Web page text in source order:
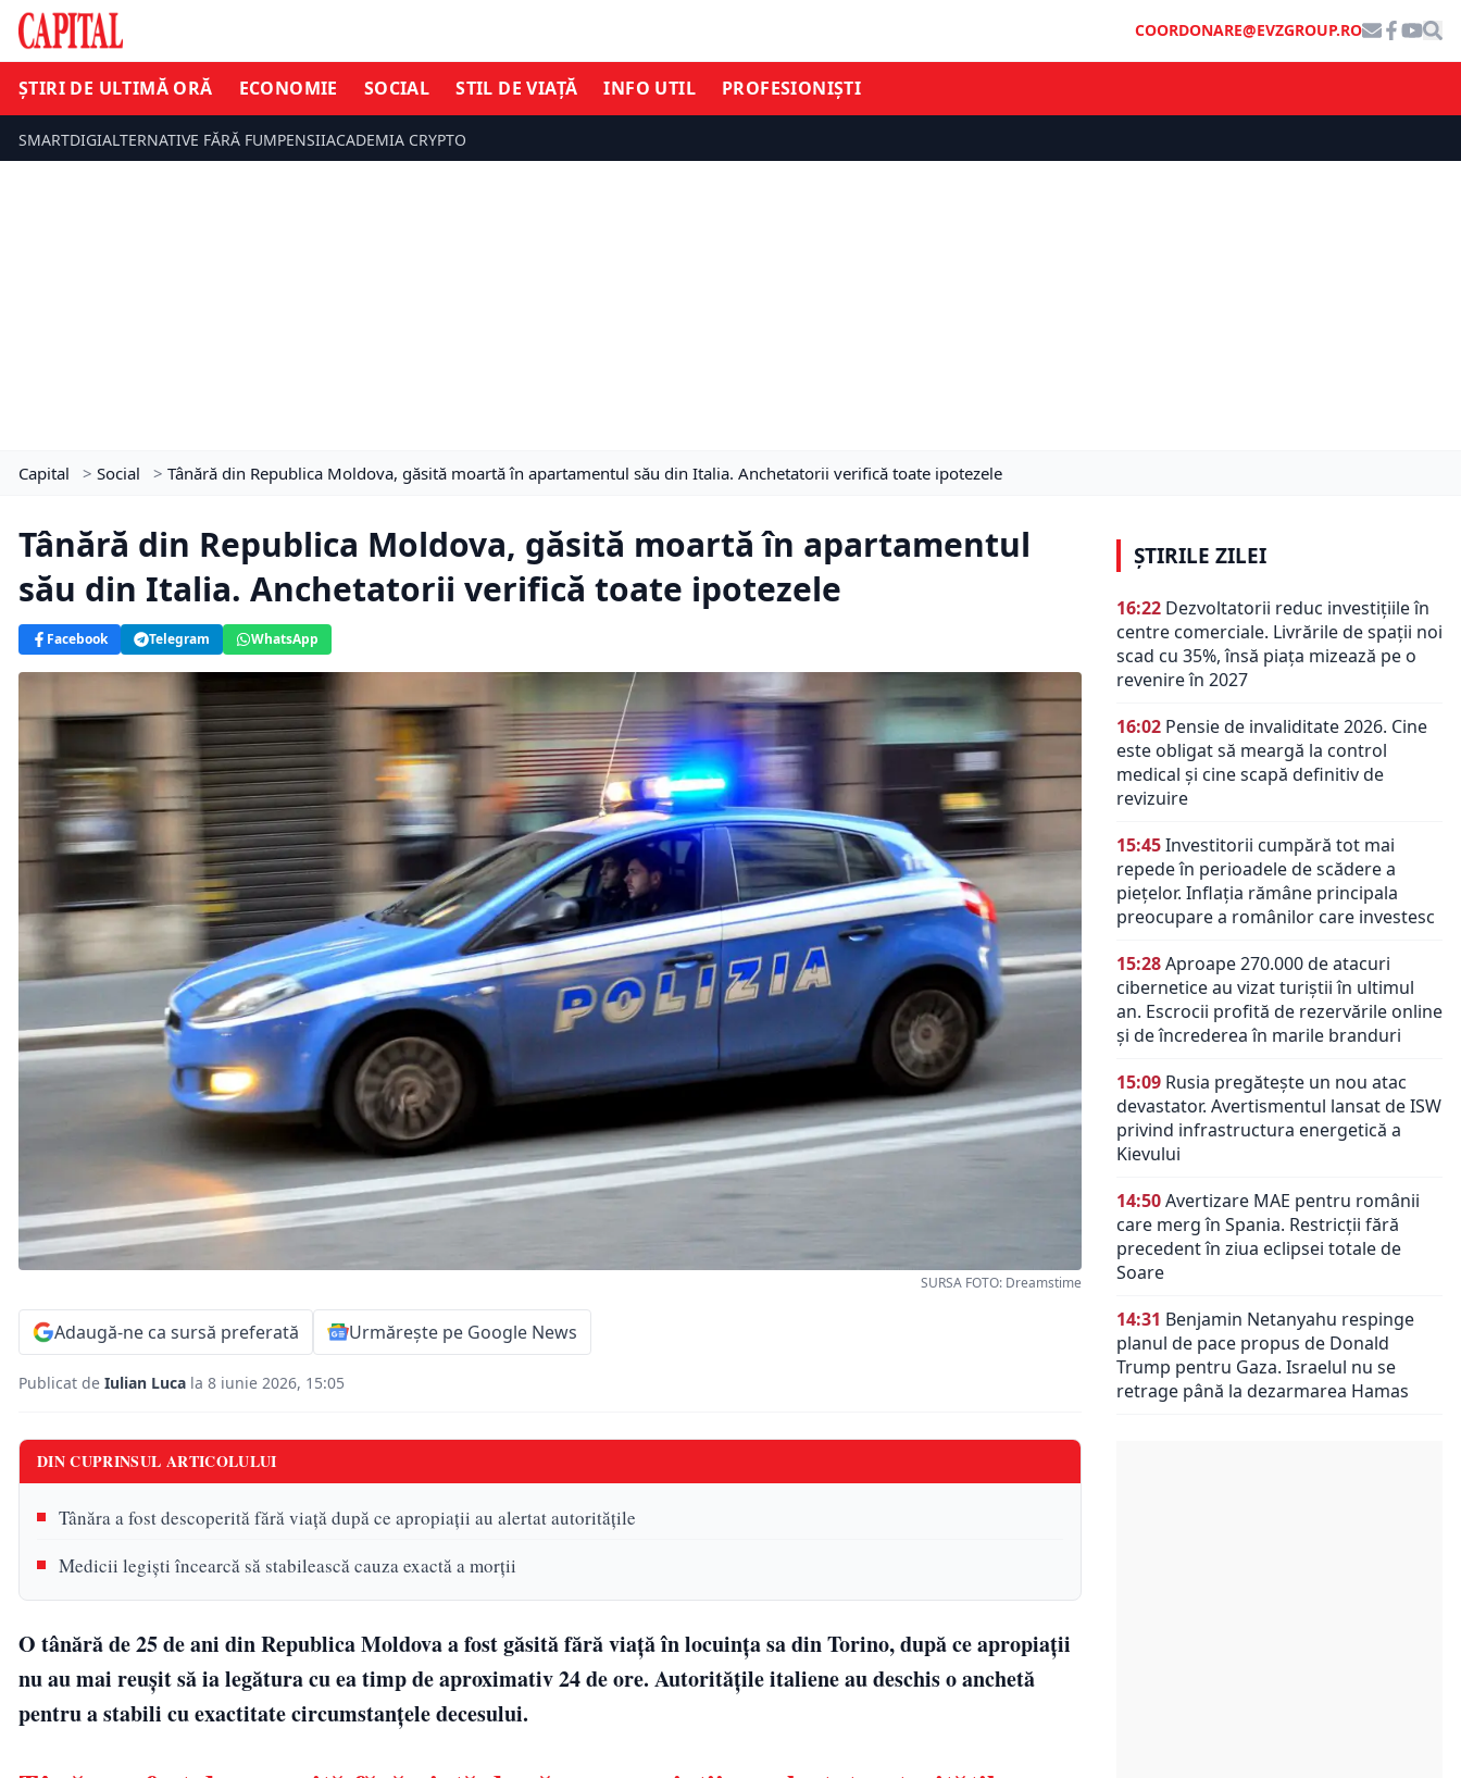
COORDONARE@EVZGROUP.RO
ȘTIRI DE ULTIMĂ ORĂ ECONOMIE SOCIAL STIL DE VIAȚĂ INFO UTIL PROFESIONIȘTI
SMARTDIGIALTERNATIVE FĂRĂ FUMPENSIIACADEMIA CRYPTO
Capital > Social > Tânără din Republica Moldova, găsită moartă în apartamentul său din Italia. Anchetatorii verifică toate ipotezele
Tânără din Republica Moldova, găsită moartă în apartamentul
său din Italia. Anchetatorii verifică toate ipotezele
Facebook Telegram WhatsApp
SURSA FOTO: Dreamstime
Adaugă-ne ca sursă preferată Urmărește pe Google News
Publicat de Iulian Luca la 8 iunie 2026, 15:05
DIN CUPRINSUL ARTICOLULUI
Tânăra a fost descoperită fără viață după ce apropiații au alertat autoritățile
Medicii legiști încearcă să stabilească cauza exactă a morții
O tânără de 25 de ani din Republica Moldova a fost găsită fără viață în locuința sa din Torino, după ce apropiații
nu au mai reușit să ia legătura cu ea timp de aproximativ 24 de ore. Autoritățile italiene au deschis o anchetă
pentru a stabili cu exactitate circumstanțele decesului.
ȘTIRILE ZILEI
16:22 Dezvoltatorii reduc investițiile în
centre comerciale. Livrările de spații noi
scad cu 35%, însă piața mizează pe o
revenire în 2027
16:02 Pensie de invaliditate 2026. Cine
este obligat să meargă la control
medical și cine scapă definitiv de
revizuire
15:45Investitorii cumpără tot mai
repede în perioadele de scădere a
piețelor. Inflația rămâne principala
preocupare a românilor care investesc
15:28Aproape 270.000 de atacuri
cibernetice au vizat turiștii în ultimul
an. Escrocii profită de rezervările online
și de încrederea în marile branduri
15:09 Rusia pregătește un nou atac
devastator. Avertismentul lansat de ISW
privind infrastructura energetică a
Kievului
14:50Avertizare MAE pentru românii
care merg în Spania. Restricții fără
precedent în ziua eclipsei totale de
Soare
14:31 Benjamin Netanyahu respinge
planul de pace propus de Donald
Trump pentru Gaza. Israelul nu se
retrage până la dezarmarea Hamas